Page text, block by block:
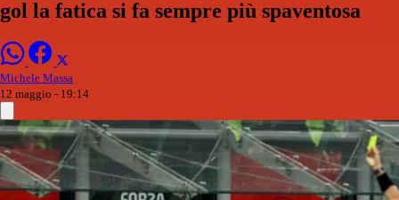
gol la fatica si fa sempre più spaventosa
Michele Massa
12 maggio - 19:14